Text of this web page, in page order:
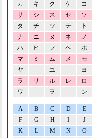
カ
キ ク ケ
コ
サ
シ ス セ
ソ
タ
チ ツ テ
ト
ナ
ニ ヌ ネ
ノ
ハ
ヒ フ ヘ
ホ
マ
ミ ム メ
モ
ヤ
ユ
ヨ
ラ
リ ル レ
ロ
ワ
ヲ ン
A B C D
E
F
G H I
J
K
L M N O